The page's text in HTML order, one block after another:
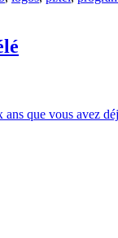
que vous avez